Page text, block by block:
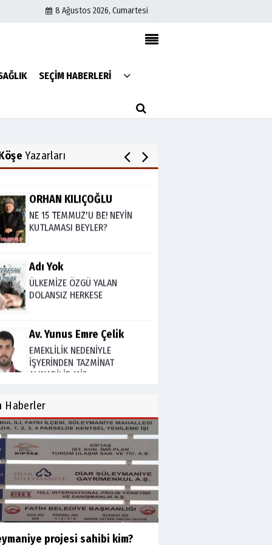
8 Ağustos 2026, Cumartesi
SEÇİM HABERLERİ
Künye
Çerez Politikası
Yazarları
FARELERİ DİNLEMEYİN!..
Abdullah Gözaydın
NE 15 TEMMUZ'U BE! NEYİN
KUTLAMASI BEYLER?
ÜLKEMİZE ÖZGÜ YALAN
DOLANSIZ HERKESE
EMEKLİLİK NEDENİYLE
İŞYERİNDEN TAZMİNAT
ALINABİLİR Mİ?
TÜRK DEVLETLERİ TEŞKİLATI'NI
ANLAMAK
M. Şevket Atalay
Nüfus ve Seçmen sayıları
tutarsızlığı
Misafir Yazar
Yapay zekâ platformlarında
Haberler
projesi sahibi kim?